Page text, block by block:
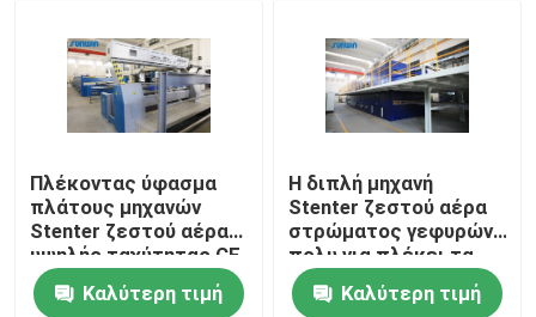
Πλέκοντας ύφασμα
πλάτους μηχανών
Stenter ζεστού αέρα
υψηλής ταχύτητας CE
που τελειώνει
2400mmΚαλύτερη τιμή
Η διπλή μηχανή
Stenter ζεστού αέρα
στρώματος γεφυρών
πολυ για πλέκει τα
υφαμένα υφάσματα
Καλύτερη τιμή